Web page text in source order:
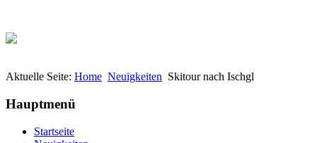
Aktuelle Seite: Home Neuigkeiten Skitour nach Ischgl
Hauptmenü
Startseite